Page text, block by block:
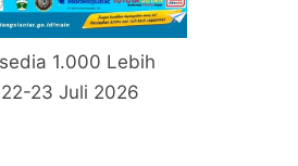
1.000 Lebih
23 Juli 2026